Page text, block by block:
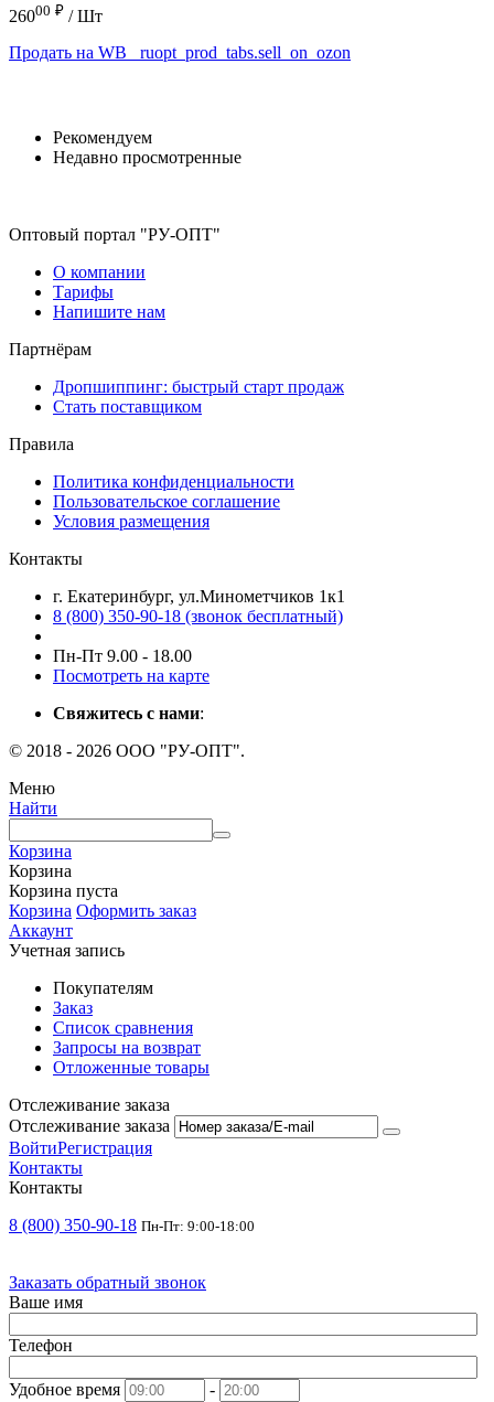
26000 ₽ / Шт
Продать на WB
_ruopt_prod_tabs.sell_on_ozon
Рекомендуем
Недавно просмотренные
Оптовый портал "РУ-ОПТ"
О компании
Тарифы
Напишите нам
Партнёрам
Дропшиппинг: быстрый старт продаж
Стать поставщиком
Правила
Политика конфиденциальности
Пользовательское соглашение
Условия размещения
Контакты
г. Екатеринбург, ул.Минометчиков 1к1
8 (800) 350-90-18 (звонок бесплатный)
Пн-Пт 9.00 - 18.00
Посмотреть на карте
Свяжитесь с нами:
© 2018 - 2026 ООО "РУ-ОПТ".
Меню
Найти
Корзина
Корзина
Корзина пуста
Корзина Оформить заказ
Аккаунт
Учетная запись
Покупателям
Заказ
Список сравнения
Запросы на возврат
Отложенные товары
Отслеживание заказа
Отслеживание заказа
ВойтиРегистрация
Контакты
Контакты
8 (800) 350-90-18 Пн-Пт: 9:00-18:00
Заказать обратный звонок
Ваше имя
Телефон
Удобное время
-